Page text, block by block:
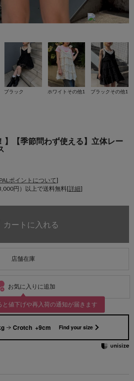
ブラック ホワイトその他1 ブラックその他1
】【季節問わず使える】立体レー
PALポイントについて]
円）以上で送料無料[詳細]
店舗在庫
お気に入りに追加
と値下げや再入荷の通知が届きます
Crotch +9cm Find your size